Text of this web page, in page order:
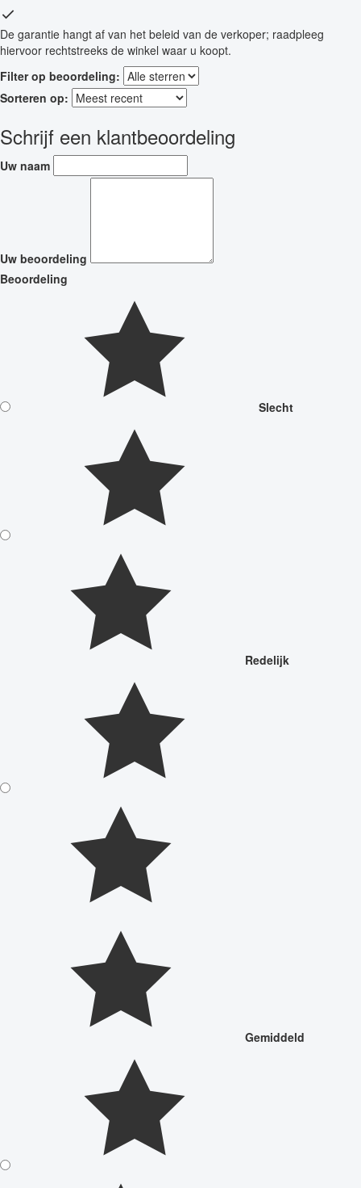
De garantie hangt af van het beleid van de verkoper; raadpleeg
hiervoor rechtstreeks de winkel waar u koopt.
Filter op beoordeling:
Sorteren op:
Schrijf een klantbeoordeling
Uw naam
Uw beoordeling
Beoordeling
Slecht
Redelijk
Gemiddeld